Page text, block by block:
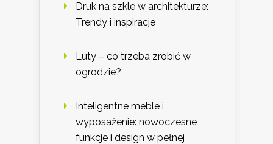
Druk na szkle w architekturze:
Trendy i inspiracje
Luty – co trzeba zrobić w
ogrodzie?
Inteligentne meble i
wyposażenie: nowoczesne
funkcje i design w pełnej